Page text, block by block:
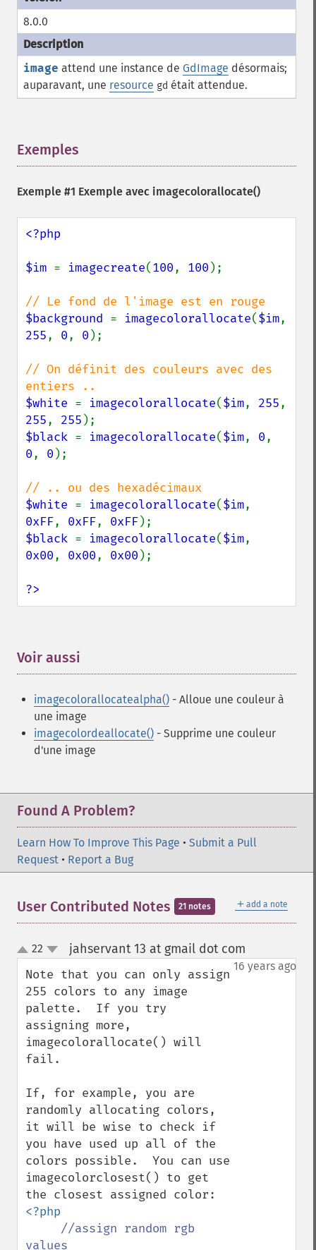
8.0.0
image attend une instance de GdImage désormais;
auparavant, une resource gd était attendue.
Exemples
Exemple #1 Exemple avec imagecolorallocate()
<?php
$im = imagecreate(100, 100 );
$background = imagecolorallocate($im
255, 0, 0 );
// On définit des couleurs avec des
$white = imagecolorallocate($im, 255
255, 255
$black = imagecolorallocate($im, 0
0, 0 );
$white = imagecolorallocate($im
0xFF, 0xFF, 0xFF
$black = imagecolorallocate($im
0x00, 0x00, 0x00 );
?>
Voir aussi
imagecolorallocatealpha() - Alloue une couleur à
une image
imagecolordeallocate() - Supprime une couleur
d'une image
Found A Problem?
Learn How To Improve This Page • Submit a Pull
Request • Report a Bug
＋ add a note
User Contributed Notes 21 notes
up
down
22 jahservant 13 at gmail dot com
16 years ago
Note that you can only assign
255 colors to any image
palette.  If you try
assigning more,
imagecolorallocate() will
fail.
If, for example, you are
randomly allocating colors,
it will be wise to check if
you have used up all of the
colors possible.  You can use
imagecolorclosest() to get
<?php
//assign random rgb
values